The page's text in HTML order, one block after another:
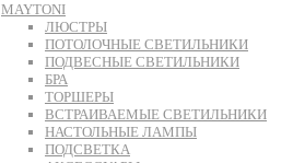
MAYTONI
ЛЮСТРЫ
ПОТОЛОЧНЫЕ СВЕТИЛЬНИКИ
ПОДВЕСНЫЕ СВЕТИЛЬНИКИ
БРА
ТОРШЕРЫ
ВСТРАИВАЕМЫЕ СВЕТИЛЬНИКИ
НАСТОЛЬНЫЕ ЛАМПЫ
ПОДСВЕТКА